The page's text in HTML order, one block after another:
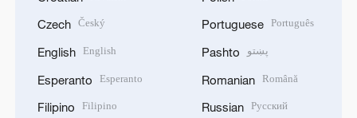
Czech Český
English English
Esperanto Esperanto
Filipino Filipino
Portuguese Português
Pashto پښتو
Romanian Română
Russian Русский